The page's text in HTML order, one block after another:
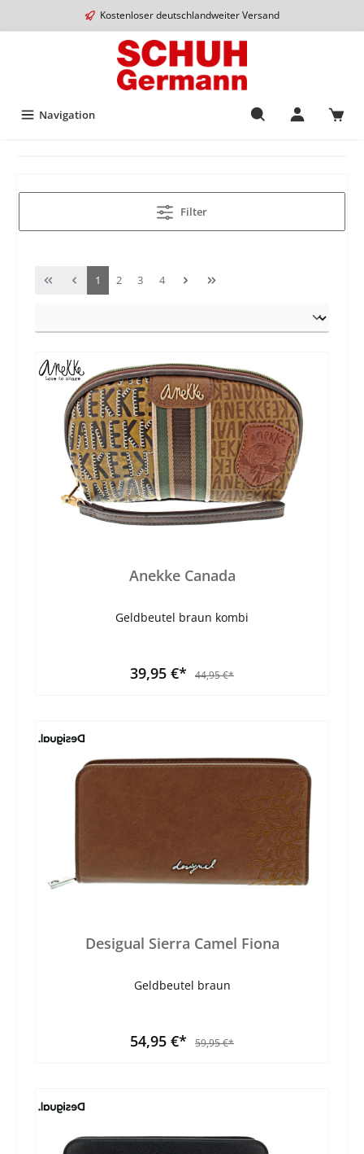
Kostenloser deutschlandweiter Versand
Navigation
Filter
1 2 3 4
Anekke Canada
Geldbeutel braun kombi
39,95 €* 44,95 €*
Desigual Sierra Camel Fiona
Geldbeutel braun
54,95 €* 59,95 €*